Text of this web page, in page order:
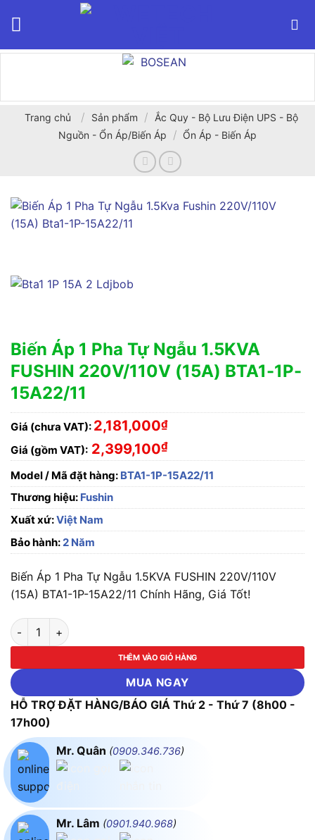
Trang chủ / Sản phẩm /
Ắc Quy - Bộ Lưu Điện UPS - Bộ
Nguồn - Ổn Áp/Biến Áp
/ Ổn Áp - Biến Áp
Biến Áp 1 Pha Tự Ngẫu 1.5KVA
FUSHIN 220V/110V (15A) BTA1-1P-
15A22/11
Giá (chưa VAT): 2,181,000₫
Giá (gồm VAT): 2,399,100₫
Model / Mã đặt hàng: BTA1-1P-15A22/11
Thương hiệu: Fushin
Xuất xứ:Việt Nam
Bảo hành:2 Năm
Biến Áp 1 Pha Tự Ngẫu 1.5KVA FUSHIN 220V/110V
(15A) BTA1-1P-15A22/11 Chính Hãng, Giá Tốt!
Biến Áp 1 Pha Tự Ngẫu 1.5KVA FUSHIN 220V/110V (15A)
THÊM VÀO GIỎ HÀNG
MUA NGAY
HỖ TRỢ ĐẶT HÀNG/BÁO GIÁ Thứ 2 - Thứ 7 (8h00 -
17h00)
Mr. Quân (0909.346.736)
Mr. Lâm (0901.940.968)